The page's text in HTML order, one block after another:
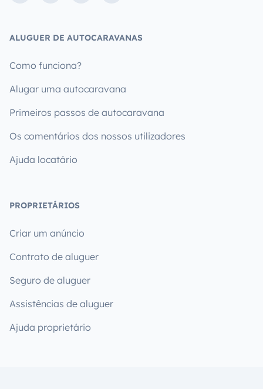
ALUGUER DE AUTOCARAVANAS
Como funciona?
Alugar uma autocaravana
Primeiros passos de autocaravana
Os comentários dos nossos utilizadores
Ajuda locatário
PROPRIETÁRIOS
Criar um anúncio
Contrato de aluguer
Seguro de aluguer
Assistências de aluguer
Ajuda proprietário